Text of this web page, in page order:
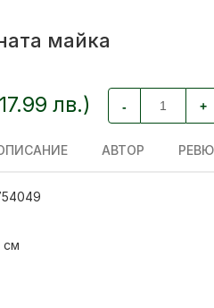
майка
лв.) - +
АВТОР
см